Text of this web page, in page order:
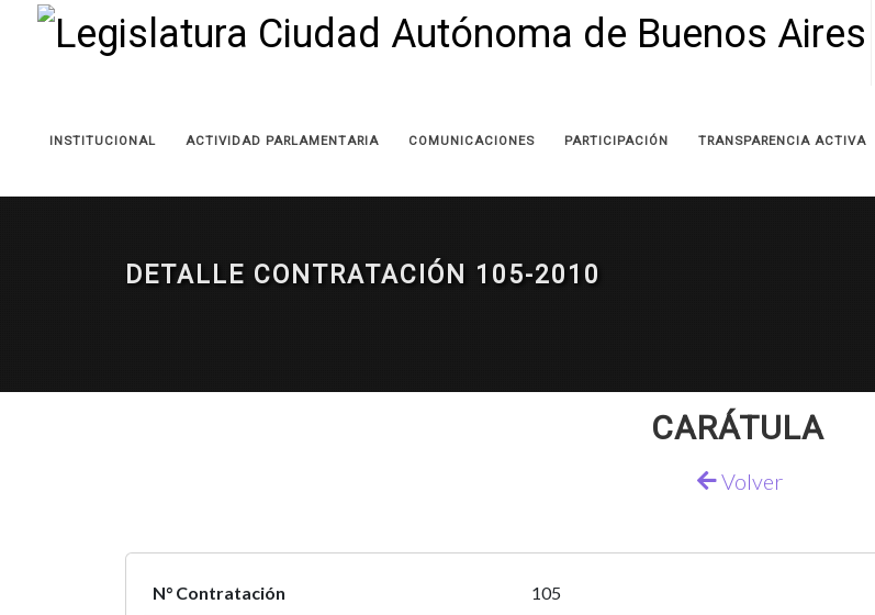
INSTITUCIONAL ACTIVIDAD PARLAMENTARIA COMUNICACIONES PARTICIPACIÓN TRANSPARENCIA ACTIVA
DETALLE CONTRATACIÓN 105-2010
CARÁTULA
Volver
N° Contratación 105